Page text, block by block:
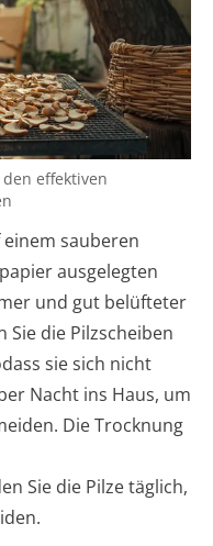
effektiven
sauberen
ausgelegten
und gut belüfteter
Sie die Pilzscheiben
sie sich nicht
Nacht ins Haus, um
Die Trocknung
Sie die Pilze täglich,